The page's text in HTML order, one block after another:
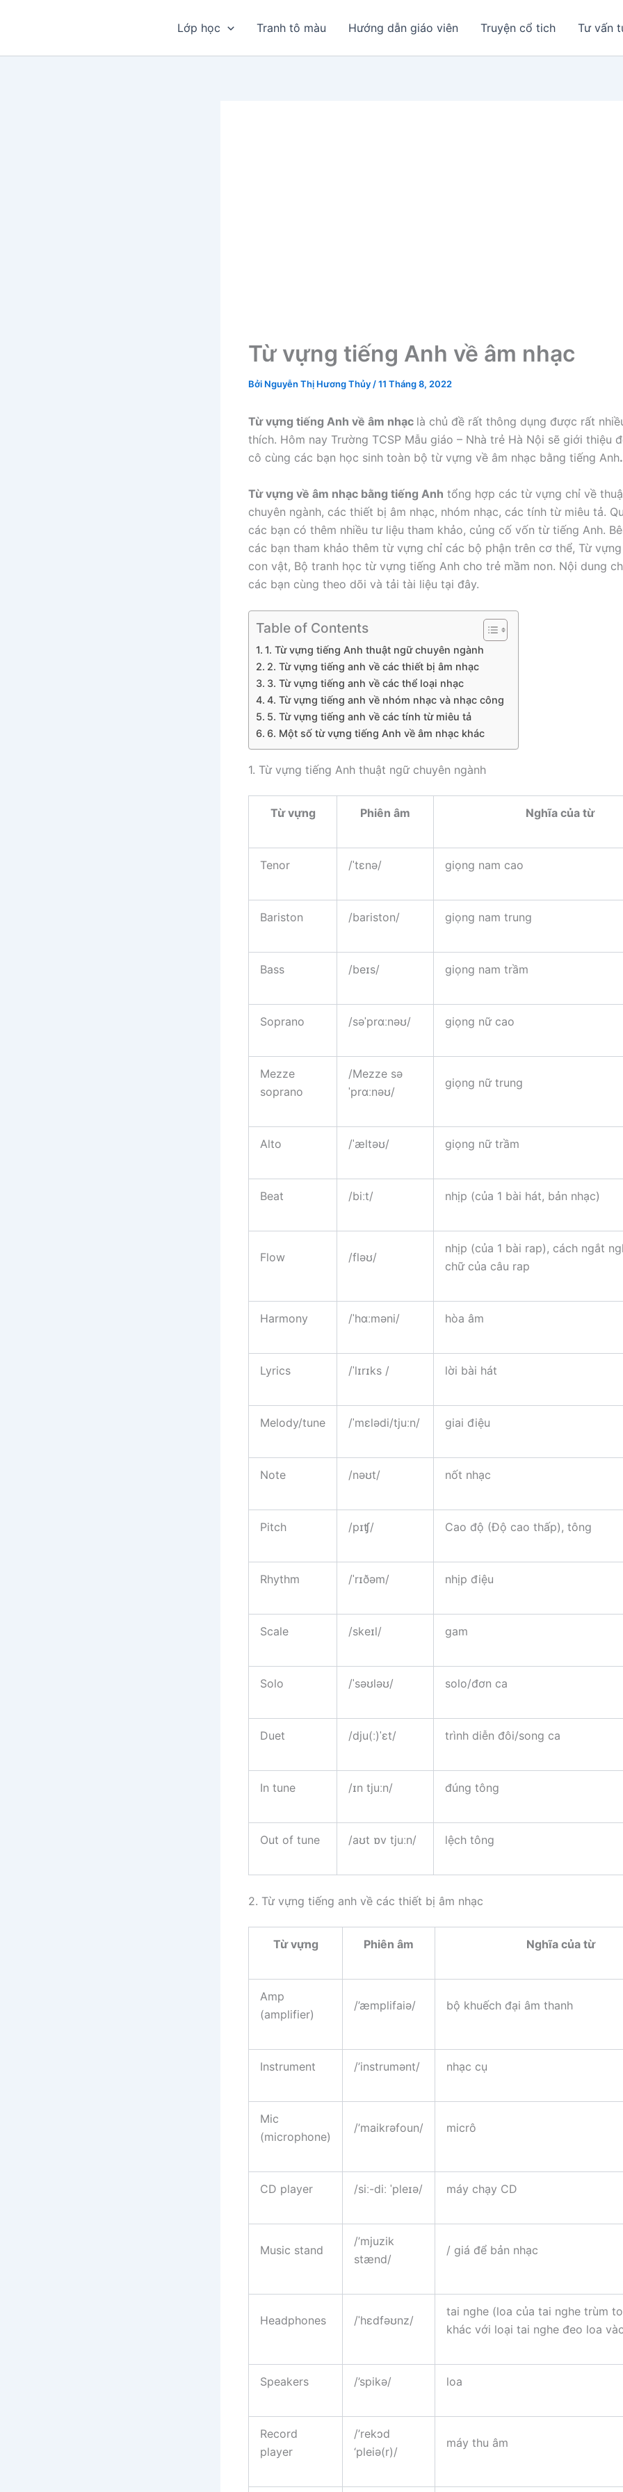
Lớp học Tranh tô màu Hướng dẫn giáo viên Truyện cổ tich Tư vấn
Từ vựng tiếng Anh về âm nhạc
Bởi Nguyễn Thị Hương Thủy /11 Tháng 8, 2022
Từ vựng tiếng Anh về âm nhạc là chủ đề rất thông dụng được rất
thích. Hôm nay Trường TCSP Mẫu giáo – Nhà trẻ Hà Nội sẽ giới thiệu
cô cùng các bạn học sinh toàn bộ từ vựng về âm nhạc bằng tiếng Anh.
Từ vựng về âm nhạc bằng tiếng Anh tổng hợp các từ vựng chỉ về
chuyên ngành, các thiết bị âm nhạc, nhóm nhạc, các tính từ miêu tả.
các bạn có thêm nhiều tư liệu tham khảo, củng cố vốn từ tiếng Anh.
các bạn tham khảo thêm từ vựng chỉ các bộ phận trên cơ thể, Từ
con vật, Bộ tranh học từ vựng tiếng Anh cho trẻ mầm non. Nội dung
các bạn cùng theo dõi và tải tài liệu tại đây.
Table of Contents
1. Từ vựng tiếng Anh thuật ngữ chuyên ngành
2. Từ vựng tiếng anh về các thiết bị âm nhạc
3. Từ vựng tiếng anh về các thể loại nhạc
4. Từ vựng tiếng anh về nhóm nhạc và nhạc công
5. Từ vựng tiếng anh về các tính từ miêu tả
6. Một số từ vựng tiếng Anh về âm nhạc khác
1. Từ vựng tiếng Anh thuật ngữ chuyên ngành
Từ vựng Phiên âm Nghĩa của từ
Tenor /ˈtɛnə/ giọng nam cao
Bariston /bariston/ giọng nam trung
Bass /beɪs/ giọng nam trầm
Soprano /səˈprɑːnəʊ/ giọng nữ cao
Mezze
soprano
/Mezze sə
ˈprɑːnəʊ/
giọng nữ trung
Alto /ˈæltəʊ/ giọng nữ trầm
Beat /biːt/ nhịp (của 1 bài hát, bản nhạc)
Flow /fləʊ/
nhịp (của 1 bài rap), cách ngắt
chữ của câu rap
Harmony /ˈhɑːməni/ hòa âm
Lyrics /ˈlɪrɪks / lời bài hát
Melody/tune /ˈmɛlədi/tjuːn/ giai điệu
Note /nəʊt/ nốt nhạc
Pitch /pɪʧ/ Cao độ (Độ cao thấp), tông
Rhythm /ˈrɪðəm/ nhịp điệu
Scale /skeɪl/ gam
Solo /ˈsəʊləʊ/ solo/đơn ca
Duet /dju(ː)ˈɛt/ trình diễn đôi/song ca
In tune /ɪn tjuːn/ đúng tông
Out of tune /aʊt ɒv tjuːn/ lệch tông
2. Từ vựng tiếng anh về các thiết bị âm nhạc
Từ vựng Phiên âm Nghĩa của từ
Amp
(amplifier)
/’æmplifaiə/ bộ khuếch đại âm thanh
Instrument /’instrumənt/ nhạc cụ
Mic
(microphone)
/’maikrəfoun/ micrô
CD player /siː-diː ˈpleɪə/ máy chạy CD
Music stand
/’mjuzik
stænd/
/ giá để bản nhạc
Headphones /ˈhɛdfəʊnz/
tai nghe (loa của tai nghe trùm
khác với loại tai nghe đeo loa
Speakers /’spikə/ loa
Record
player
/’rekɔd
‘pleiə(r)/
máy thu âm